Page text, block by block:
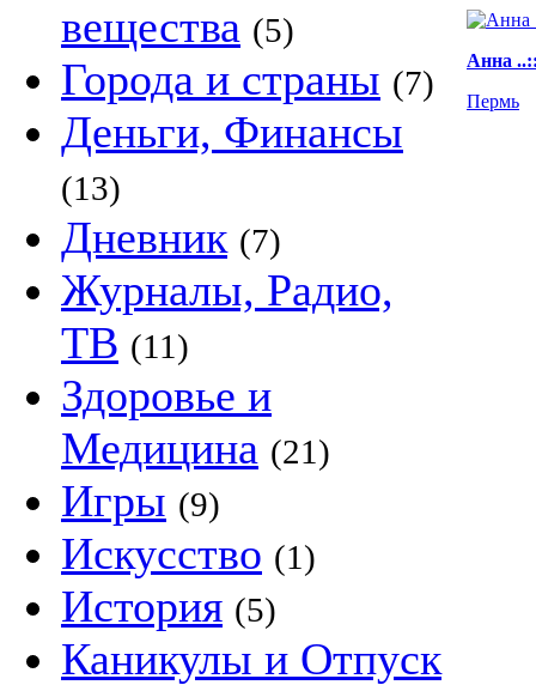
вещества (5)
Города и страны (7)
Деньги, Финансы
(13)
Дневник (7)
Журналы, Радио,
ТВ (11)
Здоровье и
Медицина (21)
Игры (9)
Искусство (1)
История (5)
Каникулы и Отпуск
Анна
Пермь